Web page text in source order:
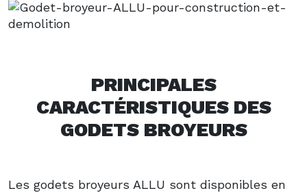
PRINCIPALES
CARACTÉRISTIQUES DES
GODETS BROYEURS
Les godets broyeurs ALLU sont disponibles en